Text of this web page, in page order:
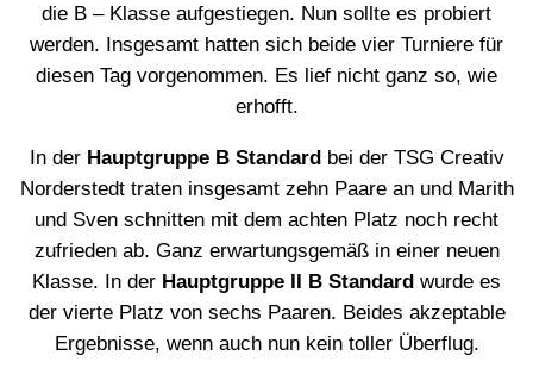
die B – Klasse aufgestiegen. Nun sollte es probiert
werden. Insgesamt hatten sich beide vier Turniere für
diesen Tag vorgenommen. Es lief nicht ganz so, wie
erhofft.
In der Hauptgruppe B Standardbei der TSG Creativ
Norderstedt traten insgesamt zehn Paare an und Marith
und Sven schnitten mit dem achten Platz noch recht
zufrieden ab. Ganz erwartungsgemäß in einer neuen
Klasse. In der Hauptgruppe II B Standard wurde es
der vierte Platz von sechs Paaren. Beides akzeptable
Ergebnisse, wenn auch nun kein toller Überflug.